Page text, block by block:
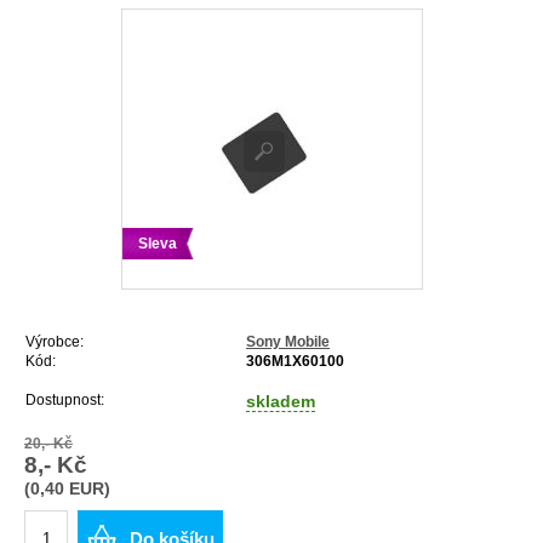
Sleva
Výrobce:
Sony Mobile
Kód:
306M1X60100
Dostupnost: skladem
20,- Kč
8,- Kč
(0,40 EUR)
Do košíku